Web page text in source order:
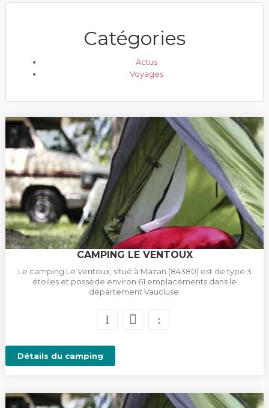
Catégories
Actus
Voyages
CAMPING LE VENTOUX
Le camping Le Ventoux, situé à Mazan (84380) est de type 3
étoiles et possède environ 61 emplacements dans le
département Vaucluse.
Détails du camping